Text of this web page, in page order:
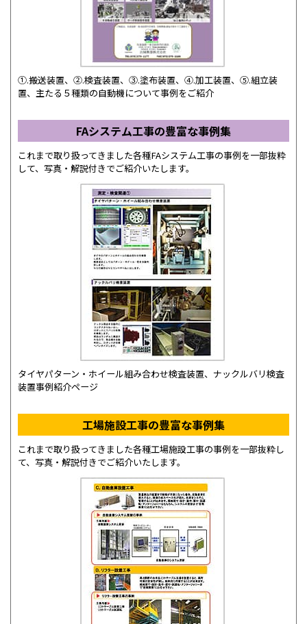
①.搬送装置、②.検査装置、③.塗布装置、④.加工装置、⑤.組立装
置、主たる５種類の自動機について事例をご紹介
FAシステム工事の豊富な事例集
これまで取り扱ってきました各種FAシステム工事の事例を一部抜粋
して、写真・解説付きでご紹介いたします。
タイヤパターン・ホイール組み合わせ検査装置、ナックルバリ検査
装置事例紹介ページ
工場施設工事の豊富な事例集
これまで取り扱ってきました各種工場施設工事の事例を一部抜粋し
て、写真・解説付きでご紹介いたします。